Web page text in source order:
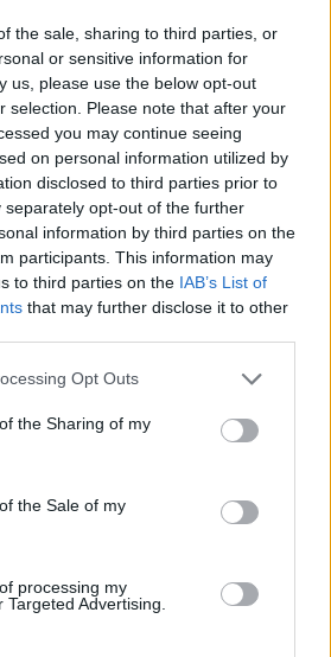
the sale, sharing to third parties, or
or sensitive information for
us, please use the below opt-out
selection. Please note that after your
you may continue seeing
on personal information utilized by
disclosed to third parties prior to
separately opt-out of the further
information by third parties on the
participants. This information may
to third parties on the IAB’s List of
that may further disclose it to other
Opt Outs
the Sharing of my
the Sale of my
processing my
Advertising.